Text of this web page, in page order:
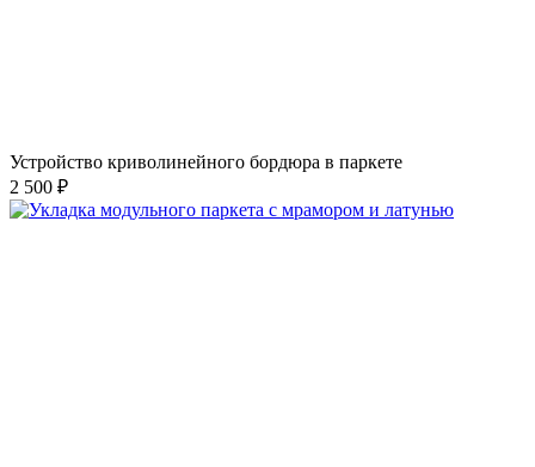
Устройство криволинейного бордюра в паркете
2 500 ₽